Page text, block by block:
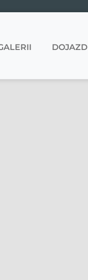
DOJAZD